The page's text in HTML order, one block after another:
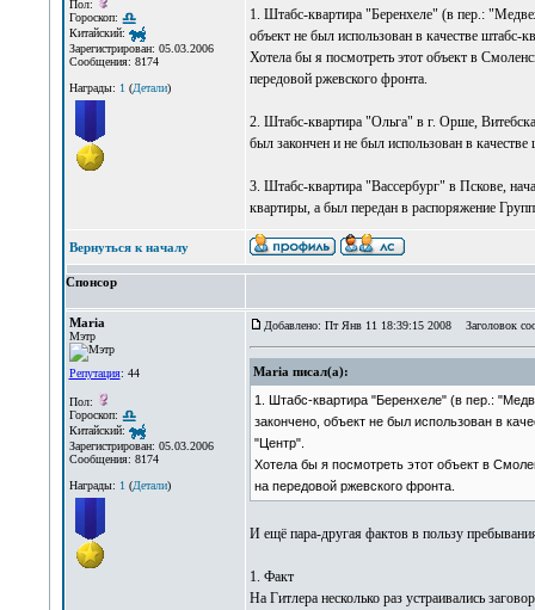
Пол:
Гороскоп:
Китайский:
Зарегистрирован: 05.03.2006
Сообщения: 8174
Награды: 1(Детали)
1. Штабс-квартира "Беренхеле" (в пер.:
объект не был использован в качестве
Хотела бы я посмотреть этот объект в
передовой ржевского фронта.
2. Штабс-квартира "Ольга" в г. Орше,
был закончен и не был использован в
3. Штабс-квартира "Вассербург" в Пскове,
квартиры, а был передан в распоряжение
Вернуться к началу
Спонсор
Maria
Мэтр
Репутация: 44
Пол:
Гороскоп:
Китайский:
Зарегистрирован: 05.03.2006
Сообщения: 8174
Награды: 1(Детали)
Добавлено: Пт Янв 11 18:39:15 2008 Заголовок
Maria писал(а):
1. Штабс-квартира "Беренхеле" (в пер.:
закончено, объект не был использован в
"Центр".
Хотела бы я посмотреть этот объект в
на передовой ржевского фронта.
И ещё пара-другая фактов в пользу
1. Факт
На Гитлера несколько раз устраивались